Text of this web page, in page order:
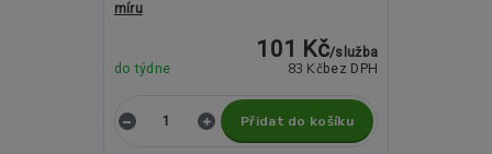
míru
101 Kč/služba
83 Kč bez DPH
do týdne
Přidat do košíku